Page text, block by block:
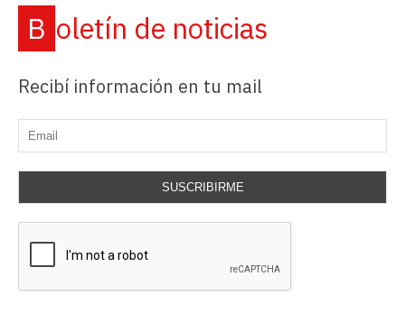
Boletín de noticias
Recibí información en tu mail
SUSCRIBIRME